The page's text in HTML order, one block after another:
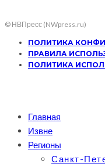
© НВПресс (NWpress.ru)
ПОЛИТИКА
ПРАВИЛА
ПОЛИТИКА
Главная
Извне
Регионы
Санкт-